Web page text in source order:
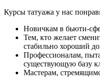
Курсы татуажа у нас
Новичкам в бьюти-
Тем, кто желает
стабильно хороший
Профессионалам,
существующую базу
Мастерам,